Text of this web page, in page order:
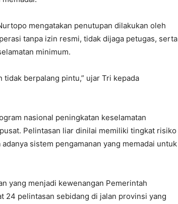
mengatakan penutupan dilakukan oleh
tanpa izin resmi, tidak dijaga petugas, serta
minimum.
berpalang pintu,” ujar Tri kepada
nasional peningkatan keselamatan
Pelintasan liar dinilai memiliki tingkat risiko
sistem pengamanan yang memadai untuk
yang menjadi kewenangan Pemerintah
24 pelintasan sebidang di jalan provinsi yang